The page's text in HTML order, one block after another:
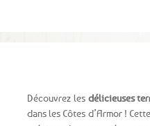
Découvrez les délicieuses
dans les Côtes d’Armor !